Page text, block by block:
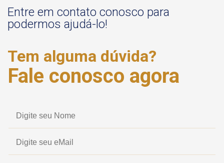
Entre em contato conosco para
podermos ajudá-lo!
Tem alguma dúvida?
Fale conosco agora